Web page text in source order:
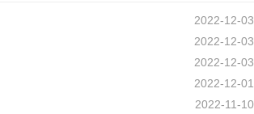
2022-12-03
2022-12-03
2022-12-03
2022-12-01
2022-11-10